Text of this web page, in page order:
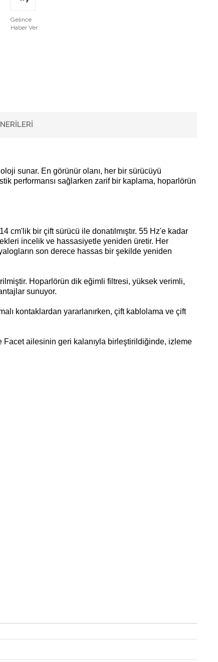
Gelince
Haber Ver
sunar. En görünür olanı, her bir sürücüyü
performansı sağlarken zarif bir kaplama, hoparlörün
cm'lik bir çift sürücü ile donatılmıştır. 55 Hz'e kadar
incelik ve hassasiyetle yeniden üretir. Her
son derece hassas bir şekilde yeniden
Hoparlörün dik eğimli filtresi, yüksek verimli,
sunuyor.
kontaklardan yararlanırken, çift kablolama ve çift
Facet ailesinin geri kalanıyla birleştirildiğinde, izleme